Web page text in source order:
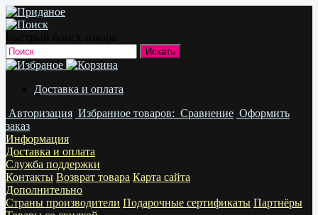
Доставка и оплата
Авторизация Избранное товаров: Сравнение Оформить
заказ
Информация
Доставка и оплата
Служба поддержки
Контакты Возврат товара Карта сайта
Дополнительно
Страны производители Подарочные сертификаты Партнёры